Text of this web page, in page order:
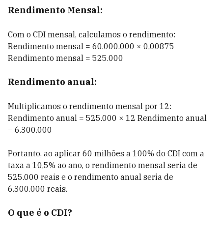
Rendimento Mensal:
Com o CDI mensal, calculamos o rendimento:
Rendimento mensal = 60.000.000 × 0,00875
Rendimento mensal = 525.000
Rendimento anual:
Multiplicamos o rendimento mensal por 12:
Rendimento anual = 525.000 × 12 Rendimento anual
= 6.300.000
Portanto, ao aplicar 60 milhões a 100% do CDI com a
taxa a 10,5% ao ano, o rendimento mensal seria de
525.000 reais e o rendimento anual seria de
6.300.000 reais.
O que é o CDI?